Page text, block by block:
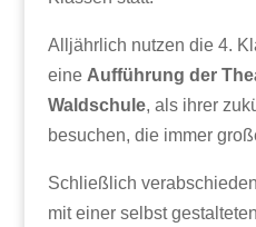
Alljährlich nutzen die 4.
eine Aufführung der
Waldschule, als ihrer
besuchen, die immer
Schließlich
mit einer selbst gestalteten